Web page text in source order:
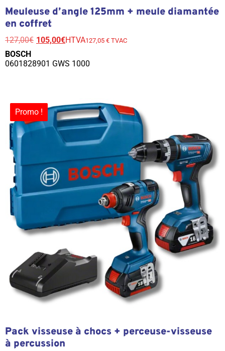
Meuleuse d’angle 125mm + meule diamantée
en coffret
127,00€ 105,00€HTVA127,05 € TVAC
BOSCH
0601828901 GWS 1000
Promo !
Pack visseuse à chocs + perceuse-visseuse
à percussion